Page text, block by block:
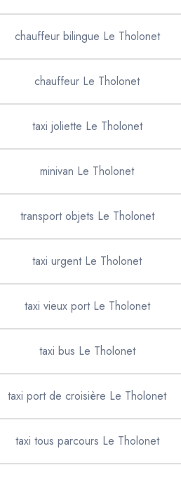
chauffeur bilingue Le Tholonet
chauffeur Le Tholonet
taxi joliette Le Tholonet
minivan Le Tholonet
transport objets Le Tholonet
taxi urgent Le Tholonet
taxi vieux port Le Tholonet
taxi bus Le Tholonet
taxi port de croisière Le Tholonet
taxi tous parcours Le Tholonet